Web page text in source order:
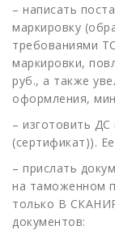
– написать
маркировку
требованиями
маркировки,
руб., а также
оформления,
– изготовить
(сертификат)).
– прислать
на таможенном
только В
документов: